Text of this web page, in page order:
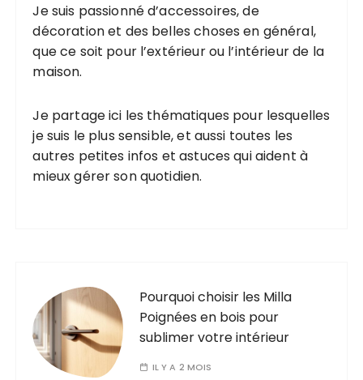
Je suis passionné d’accessoires, de
décoration et des belles choses en général,
que ce soit pour l’extérieur ou l’intérieur de la
maison.
Je partage ici les thématiques pour lesquelles
je suis le plus sensible, et aussi toutes les
autres petites infos et astuces qui aident à
mieux gérer son quotidien.
Pourquoi choisir les Milla
Poignées en bois pour
sublimer votre intérieur
IL Y A 2 MOIS